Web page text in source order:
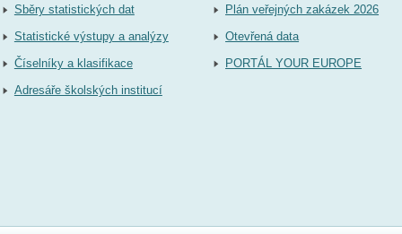
Sběry statistických dat
Statistické výstupy a analýzy
Číselníky a klasifikace
Adresáře školských institucí
Plán veřejných zakázek 2026
Otevřená data
PORTÁL YOUR EUROPE